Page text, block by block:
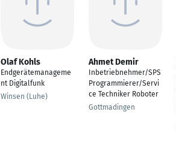
Olaf Kohls
Endgerätemanageme
nt Digitalfunk
Winsen (Luhe)
Ahmet Demir
Inbetriebnehmer/SPS
Programmierer/Servi
ce Techniker Roboter
Gottmadingen